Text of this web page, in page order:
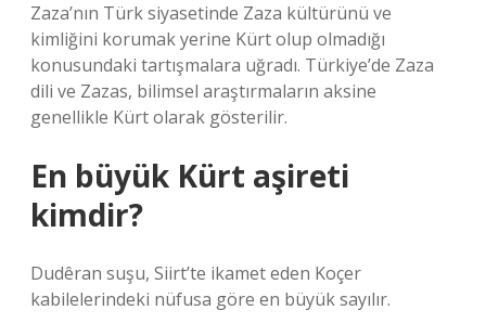
Zaza’nın Türk siyasetinde Zaza kültürünü ve
kimliğini korumak yerine Kürt olup olmadığı
konusundaki tartışmalara uğradı. Türkiye’de Zaza
dili ve Zazas, bilimsel araştırmaların aksine
genellikle Kürt olarak gösterilir.
En büyük Kürt aşireti
kimdir?
Dudêran suşu, Siirt’te ikamet eden Koçer
kabilelerindeki nüfusa göre en büyük sayılır.